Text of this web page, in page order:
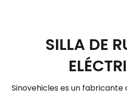
SILLA DE
Sinovehicles es un fabricante